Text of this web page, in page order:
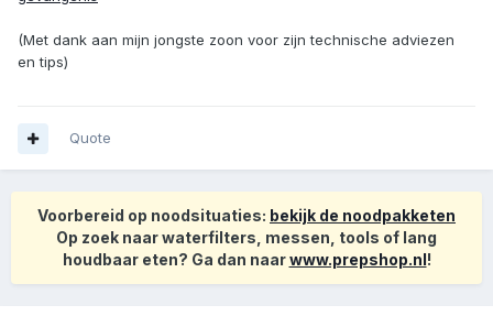
(Met dank aan mijn jongste zoon voor zijn technische adviezen
en tips)
Quote
Voorbereid op noodsituaties: bekijk de noodpakketen
Op zoek naar waterfilters, messen, tools of lang
houdbaar eten? Ga dan naarwww.prepshop.nl!